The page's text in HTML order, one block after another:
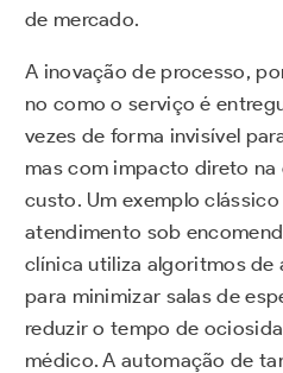
de mercado.
A inovação de processo,
no como o serviço é
vezes de forma invisível
mas com impacto direto na
custo. Um exemplo
atendimento sob
clínica utiliza algoritmos de
para minimizar salas de
reduzir o tempo de
médico. A automação de